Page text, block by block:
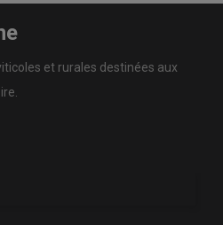
et rurales destinées aux